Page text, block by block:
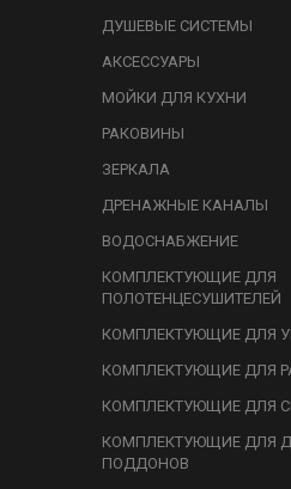
ДУШЕВЫЕ СИСТЕМЫ
АКСЕССУАРЫ
МОЙКИ ДЛЯ КУХНИ
РАКОВИНЫ
ЗЕРКАЛА
ДРЕНАЖНЫЕ КАНАЛЫ
ВОДОСНАБЖЕНИЕ
КОМПЛЕКТУЮЩИЕ ДЛЯ
ПОЛОТЕНЦЕСУШИТЕЛЕЙ
КОМПЛЕКТУЮЩИЕ ДЛЯ
КОМПЛЕКТУЮЩИЕ ДЛЯ
КОМПЛЕКТУЮЩИЕ ДЛЯ
КОМПЛЕКТУЮЩИЕ ДЛЯ
ПОДДОНОВ